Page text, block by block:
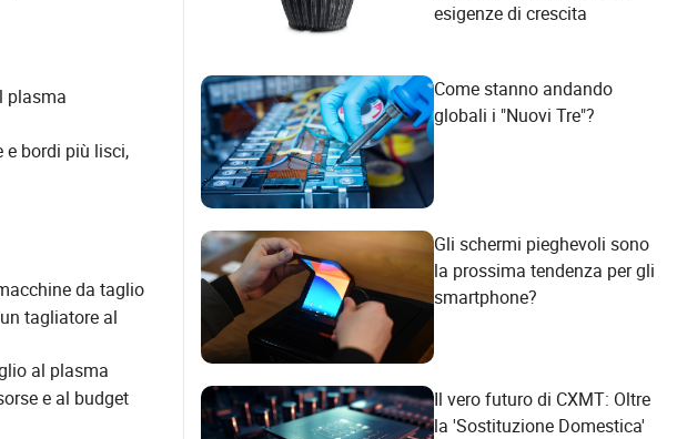
plasma
bordi più lisci,
da taglio
tagliatore al
al plasma
e al budget
esigenze di crescita
Come stanno andando
globali i "Nuovi Tre"?
Gli schermi pieghevoli sono
la prossima tendenza per gli
smartphone?
Il vero futuro di CXMT: Oltre
la 'Sostituzione Domestica'